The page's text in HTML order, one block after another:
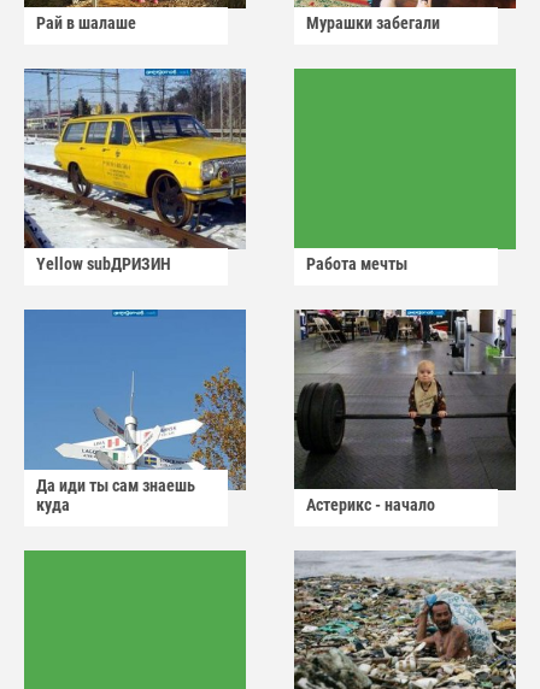
Рай в шалаше Мурашки забегали
Yellow subДРИЗИН Работа мечты
Да иди ты сам знаешь
куда
Астерикс - начало